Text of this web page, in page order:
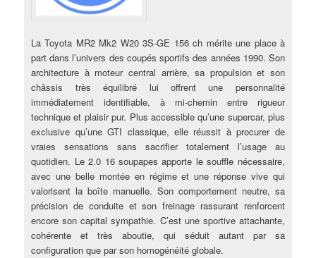
La Toyota MR2 Mk2 W20 3S-GE 156 ch mérite une place à
part dans l’univers des coupés sportifs des années 1990. Son
architecture à moteur central arrière, sa propulsion et son
châssis très équilibré lui offrent une personnalité
immédiatement identifiable, à mi-chemin entre rigueur
technique et plaisir pur. Plus accessible qu’une supercar, plus
exclusive qu’une GTI classique, elle réussit à procurer de
vraies sensations sans sacrifier totalement l’usage au
quotidien. Le 2.0 16 soupapes apporte le souffle nécessaire,
avec une belle montée en régime et une réponse vive qui
valorisent la boîte manuelle. Son comportement neutre, sa
précision de conduite et son freinage rassurant renforcent
encore son capital sympathie. C’est une sportive attachante,
cohérente et très aboutie, qui séduit autant par sa
configuration que par son homogénéité globale.